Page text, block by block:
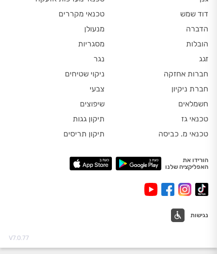
דוד שמש
הדברה
הובלות
זגג
חברות אחזקה
חברת ניקיון
חשמלאים
טכנאי גז
טכנאי מ. כביסה
טכנאי מקררים
מנעולן
מסגריות
נגר
ניקוי שטיחים
צבעי
שיפוצים
תיקון גגות
תיקון תריסים
הורידו את
האפליקציה שלנו
נגישות
V7.0.77